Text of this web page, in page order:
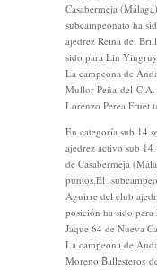
Casabermeja
subcampeonato ha
ajedrez Reina del
sido para Lin
La campeona de
Mullor Peña del C.A.
Lorenzo Perea Fruet
En categoría sub 14
ajedrez activo sub 14
de Casabermeja
puntos.El
Aguirre del club
posición ha sido
Jaque 64 de Nueva
La campeona de
Moreno Ballesteros